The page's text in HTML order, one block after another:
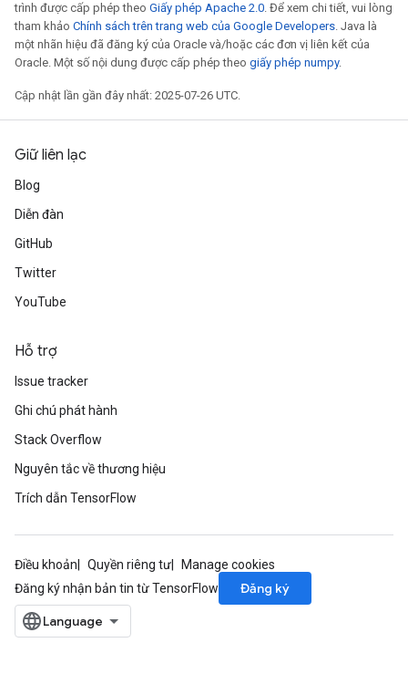
trình được cấp phép theo Giấy phép Apache 2.0. Để xem chi tiết, vui lòng
tham khảo Chính sách trên trang web của Google Developers. Java là
một nhãn hiệu đã đăng ký của Oracle và/hoặc các đơn vị liên kết của
Oracle. Một số nội dung được cấp phép theo giấy phép numpy.
Cập nhật lần gần đây nhất: 2025-07-26 UTC.
Giữ liên lạc
Blog
Diễn đàn
GitHub
Twitter
YouTube
Hỗ trợ
Issue tracker
Ghi chú phát hành
Stack Overflow
Nguyên tắc về thương hiệu
Trích dẫn TensorFlow
Điều khoản Quyền riêng tư
Manage cookies
Đăng ký nhận bản tin từ TensorFlow
Đăng ký